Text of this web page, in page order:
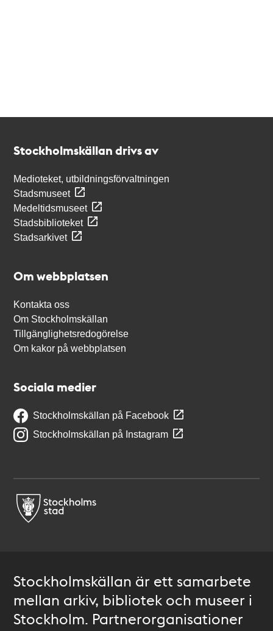
Stockholmskällan drivs av
Medioteket, utbildningsförvaltningen
Stadsmuseet
Medeltidsmuseet
Stadsbiblioteket
Stadsarkivet
Om webbplatsen
Kontakta oss
Om Stockholmskällan
Tillgänglighetsredogörelse
Om kakor på webbplatsen
Sociala medier
Stockholmskällan på Facebook
Stockholmskällan på Instagram
Stockholmskällan är ett samarbete
mellan arkiv, bibliotek och museer i
Stockholm. Partnerorganisationer